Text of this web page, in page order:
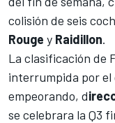
colisión de seis
Rouge y Raidillon.
La clasificación de
interrumpida por el
empeorando, d
se celebrara la Q3